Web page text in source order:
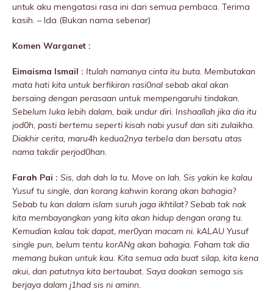
untuk aku mengatasi rasa ini dari semua pembaca. Terima
kasih. – Ida (Bukan nama sebenar)
Komen Warganet :
Eimaisma Ismail : Itulah namanya cinta itu buta. Membutakan
mata hati kita untuk berfikiran rasi0nal sebab akal akan
bersaing dengan perasaan untuk mempengaruhi tindakan.
Sebelum Iuka lebih dalam, baik undur diri. Inshaallah jika dia itu
jod0h, pasti bertemu seperti kisah nabi yusuf dan siti zulaikha.
Diakhir cerita, maru4h kedua2nya terbeIa dan bersatu atas
nama takdir perjod0han.
Farah Pai : Sis, dah dah la tu. Move on lah. Sis yakin ke kalau
Yusuf tu single, dan korang kahwin korang akan bahagia?
Sebab tu kan dalam islam suruh jaga ikhtilat? Sebab tak nak
kita membayangkan yang kita akan hidup dengan orang tu.
Kemudian kalau tak dapat, mer0yan macam ni. kALAU Yusuf
single pun, belum tentu korANg akan bahagia. Faham tak dia
memang bukan untuk kau. Kita semua ada buat silap, kita kena
akui, dan patutnya kita bertaubat. Saya doakan semoga sis
berjaya dalam j1had sis ni aminn.